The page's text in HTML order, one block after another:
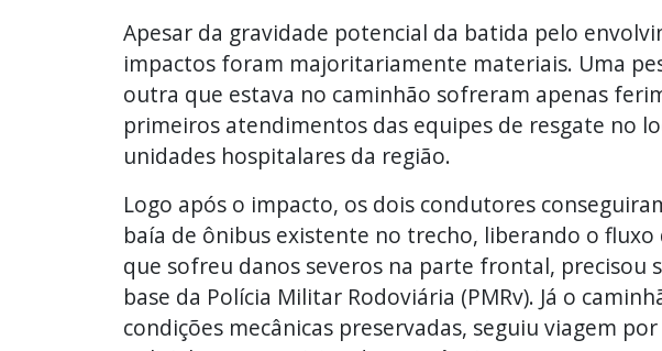
Apesar da gravidade potencial da batida pelo
impactos foram majoritariamente materiais. Uma
outra que estava no caminhão sofreram apenas
primeiros atendimentos das equipes de resgate no
unidades hospitalares da região.
Logo após o impacto, os dois condutores
baía de ônibus existente no trecho, liberando o fluxo
que sofreu danos severos na parte frontal, precisou
base da Polícia Militar Rodoviária (PMRv). Já o
condições mecânicas preservadas, seguiu viagem